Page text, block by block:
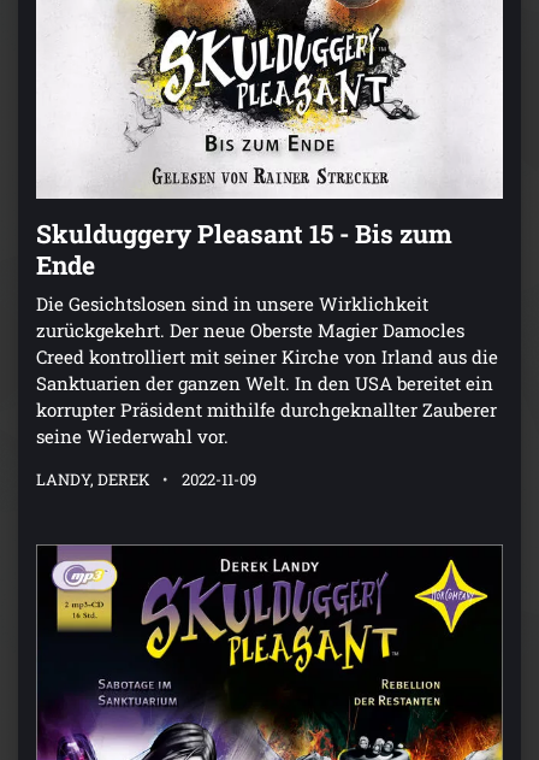
Skulduggery Pleasant 15 - Bis zum
Ende
Die Gesichtslosen sind in unsere Wirklichkeit
zurückgekehrt. Der neue Oberste Magier Damocles
Creed kontrolliert mit seiner Kirche von Irland aus die
Sanktuarien der ganzen Welt. In den USA bereitet ein
korrupter Präsident mithilfe durchgeknallter Zauberer
seine Wiederwahl vor.
LANDY, DEREK 2022-11-09